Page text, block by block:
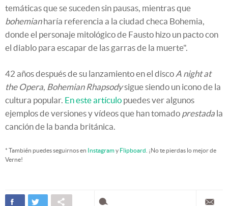
temáticas que se suceden sin pausas, mientras que
bohemianharía referencia a la ciudad checa Bohemia,
donde el personaje mitológico de Fausto hizo un pacto con
el diablo para escapar de las garras de la muerte".
42 años después de su lanzamiento en el disco A night at
the Opera Bohemian Rhapsodysigue siendo un icono de la
cultura popular. En este artículo puedes ver algunos
ejemplos de versiones y vídeos que han tomado prestada la
canción de la banda británica.
* También puedes seguirnos en Instagramy Flipboard . ¡No te pierdas lo mejor de
Verne!